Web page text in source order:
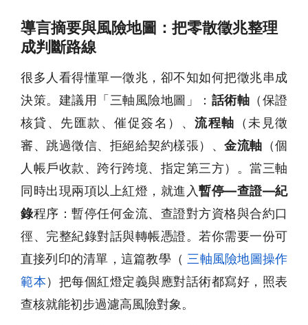
導言摘要與風險地圖：把零散徵兆整理
成判斷路線
很多人看得懂單一徵兆，卻不知如何把徵兆串成
決策。建議用「三軸風險地圖」： 話術軸 （保證
核貸、先匯款、催促簽名）、流程軸 （未見徵
審、跳過徵信、拒絕給契約樣張）、 金流軸 （個
人帳戶收款、跨行跨境、指定第三方）。當三軸
同時出現兩項以上紅燈，就進入暫停—查證—紀
錄程序：暫停任何金流、查證對方資格與合約口
徑、完整紀錄對話與轉帳憑證。若你需要一份可
直接列印的清單，這篇教學（ 三軸風險地圖操作
範本）把每個紅燈定義與應對話術都寫好，照表
查核就能初步過濾高風險對象。